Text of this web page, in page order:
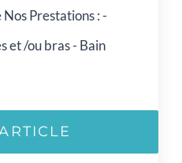
Prestations : -
et /ou bras - Bain